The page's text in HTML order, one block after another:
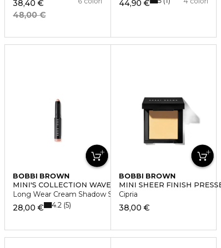
38,40 €
48,00 €
44,90 €
BOBBI BROWN
MINI'S COLLECTION WAVE 2
Long Wear Cream Shadow Stick
28,00 € 4.2 5
BOBBI BROWN
MINI SHEER FINISH
Cipria
38,00 €